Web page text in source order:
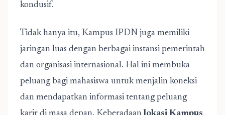
kondusif.
Tidak hanya itu, Kampus IPDN juga memiliki
jaringan luas dengan berbagai instansi pemerintah
dan organisasi internasional. Hal ini membuka
peluang bagi mahasiswa untuk menjalin koneksi
dan mendapatkan informasi tentang peluang